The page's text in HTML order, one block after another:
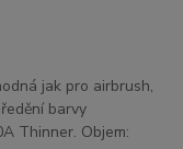
jak pro airbrush,
barvy
Thinner. Objem: